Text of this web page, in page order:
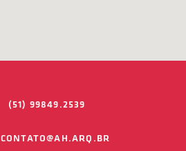
(51) 99849.2539
CONTATO@AH.ARQ.BR